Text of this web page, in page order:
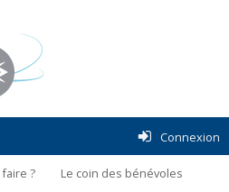
Connexion
? Le coin des bénévoles